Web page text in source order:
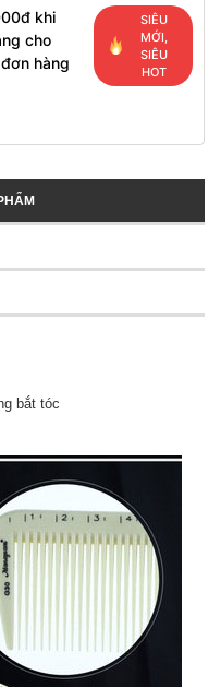
khi
cho
hàng
SIÊU
MỚI,
SIÊU
HOT
bắt tóc